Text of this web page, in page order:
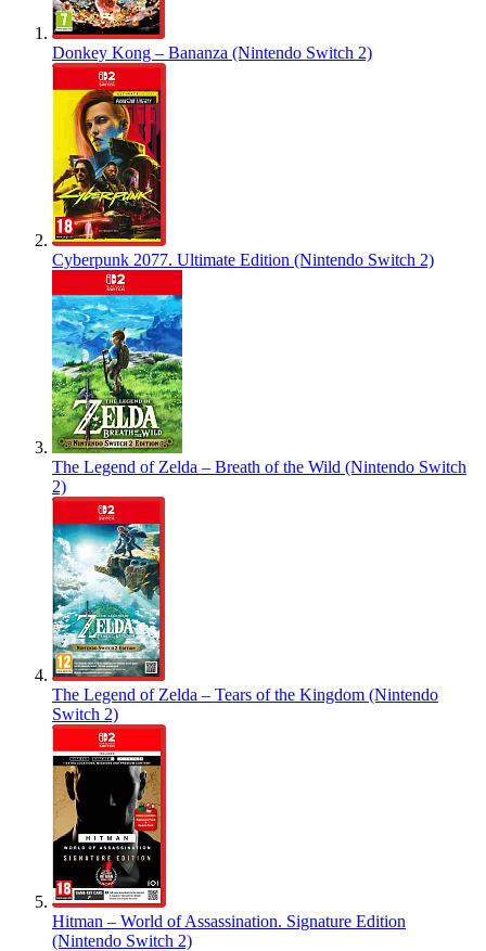
Donkey Kong – Bananza (Nintendo Switch 2)
Cyberpunk 2077. Ultimate Edition (Nintendo Switch 2)
The Legend of Zelda – Breath of the Wild (Nintendo Switch
2)
The Legend of Zelda – Tears of the Kingdom (Nintendo
Switch 2)
Hitman – World of Assassination. Signature Edition
(Nintendo Switch 2)